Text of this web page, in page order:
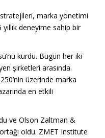
marka yönetimi
deneyime sahip bir
kurdu. Bugün her iki
şirketleri arasında.
üzerinde marka
en etkili
ve Olson Zaltman &
oldu. ZMET Institute